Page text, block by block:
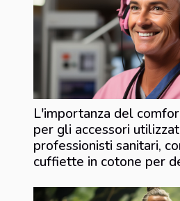
L'importanza del
per gli accessori
professionisti sanitari,
cuffiette in cotone per